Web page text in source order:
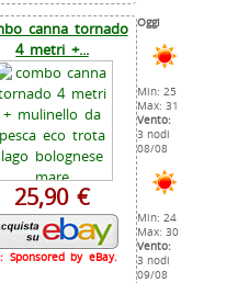
canna tornado
4 metri +...
25,90 €
Sponsored by eBay.
Oggi
Min: 25
Max: 31
Vento:
3 nodi
08/08
Min: 24
Max: 30
Vento:
3 nodi
09/08